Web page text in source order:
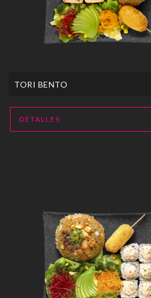
TORI BENTO
DETALLES